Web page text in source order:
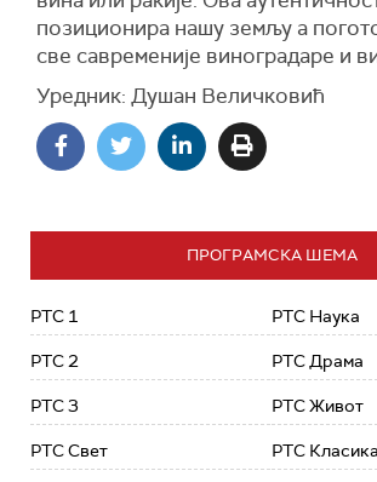
позиционира нашу земљу а
све савременије виноградаре и
Уредник: Душан Величковић
ПРОГРАМСКА ШЕМА
РТС 1
РТС 2
РТС 3
РТС Свет
РТС Наука
РТС Драма
РТС Живот
РТС Класика